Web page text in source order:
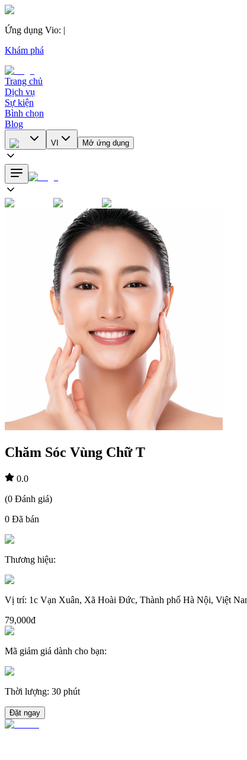
Ứng dụng Vio: |
Khám phá
Trang chủ
Dịch vụ
Sự kiện
Bình chọn
Blog
VI Mở ứng dụng
Chăm Sóc Vùng Chữ T
0.0
(0 Đánh giá)
0 Đã bán
Thương hiệu:
Vị trí: 1c Vạn Xuân, Xã Hoài Đức, Thành phố Hà Nội, Việt
79,000đ
Mã giảm giá dành cho bạn:
Thời lượng: 30 phút
Đặt ngay